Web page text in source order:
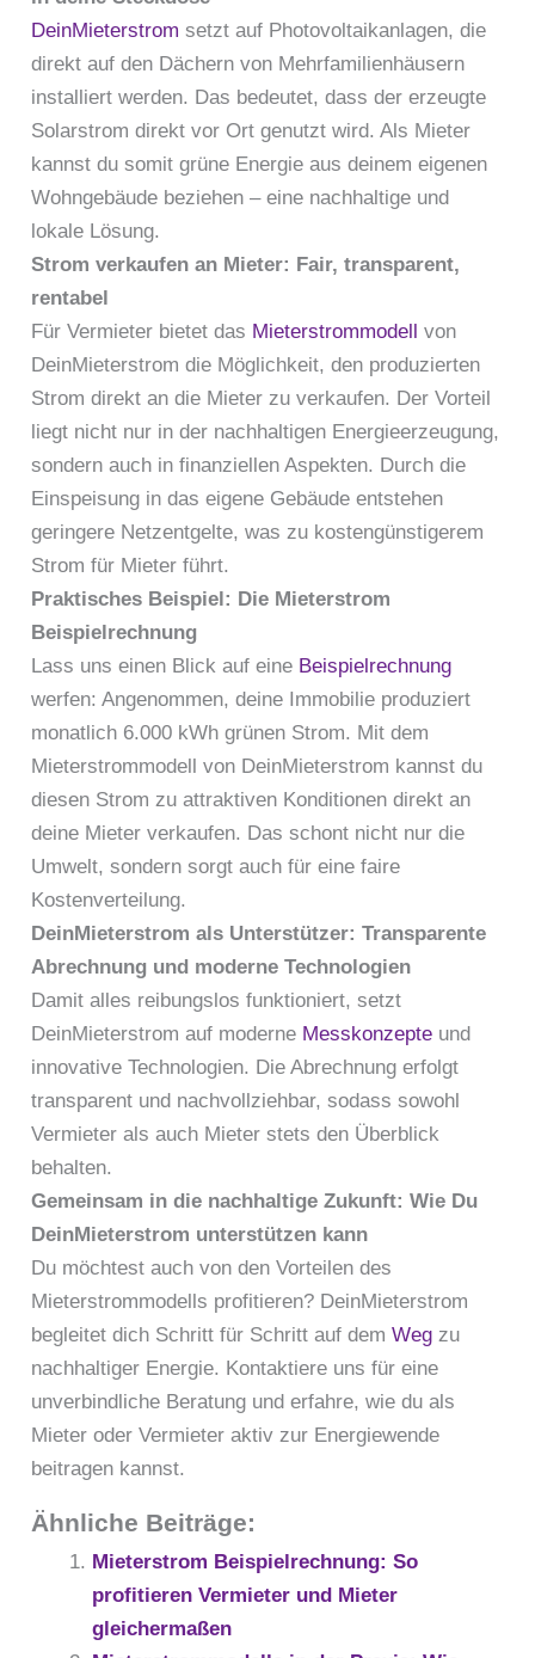
DeinMieterstrom setzt auf Photovoltaikanlagen, die
direkt auf den Dächern von Mehrfamilienhäusern
installiert werden. Das bedeutet, dass der erzeugte
Solarstrom direkt vor Ort genutzt wird. Als Mieter
kannst du somit grüne Energie aus deinem eigenen
Wohngebäude beziehen – eine nachhaltige und
lokale Lösung.
Strom verkaufen an Mieter: Fair, transparent,
rentabel
Für Vermieter bietet das Mieterstrommodell von
DeinMieterstrom die Möglichkeit, den produzierten
Strom direkt an die Mieter zu verkaufen. Der Vorteil
liegt nicht nur in der nachhaltigen Energieerzeugung,
sondern auch in finanziellen Aspekten. Durch die
Einspeisung in das eigene Gebäude entstehen
geringere Netzentgelte, was zu kostengünstigerem
Strom für Mieter führt.
Praktisches Beispiel: Die Mieterstrom
Beispielrechnung
Lass uns einen Blick auf eine Beispielrechnung
werfen: Angenommen, deine Immobilie produziert
monatlich 6.000 kWh grünen Strom. Mit dem
Mieterstrommodell von DeinMieterstrom kannst du
diesen Strom zu attraktiven Konditionen direkt an
deine Mieter verkaufen. Das schont nicht nur die
Umwelt, sondern sorgt auch für eine faire
Kostenverteilung.
DeinMieterstrom als Unterstützer: Transparente
Abrechnung und moderne Technologien
Damit alles reibungslos funktioniert, setzt
DeinMieterstrom auf moderne Messkonzepte und
innovative Technologien. Die Abrechnung erfolgt
transparent und nachvollziehbar, sodass sowohl
Vermieter als auch Mieter stets den Überblick
behalten.
Gemeinsam in die nachhaltige Zukunft: Wie Du
DeinMieterstrom unterstützen kann
Du möchtest auch von den Vorteilen des
Mieterstrommodells profitieren? DeinMieterstrom
begleitet dich Schritt für Schritt auf demWeg zu
nachhaltiger Energie. Kontaktiere uns für eine
unverbindliche Beratung und erfahre, wie du als
Mieter oder Vermieter aktiv zur Energiewende
beitragen kannst.
Ähnliche Beiträge:
Mieterstrom Beispielrechnung: So
profitieren Vermieter und Mieter
gleichermaßen